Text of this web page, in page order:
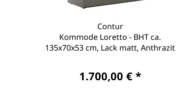
Contur
Kommode Loretto - BHT ca.
135x70x53 cm, Lack matt, Anthrazit
1.700,00 € *